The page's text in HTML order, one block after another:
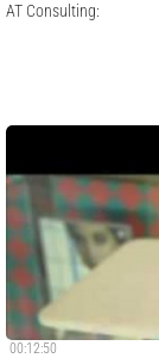
AT Consulting:
00:12:50